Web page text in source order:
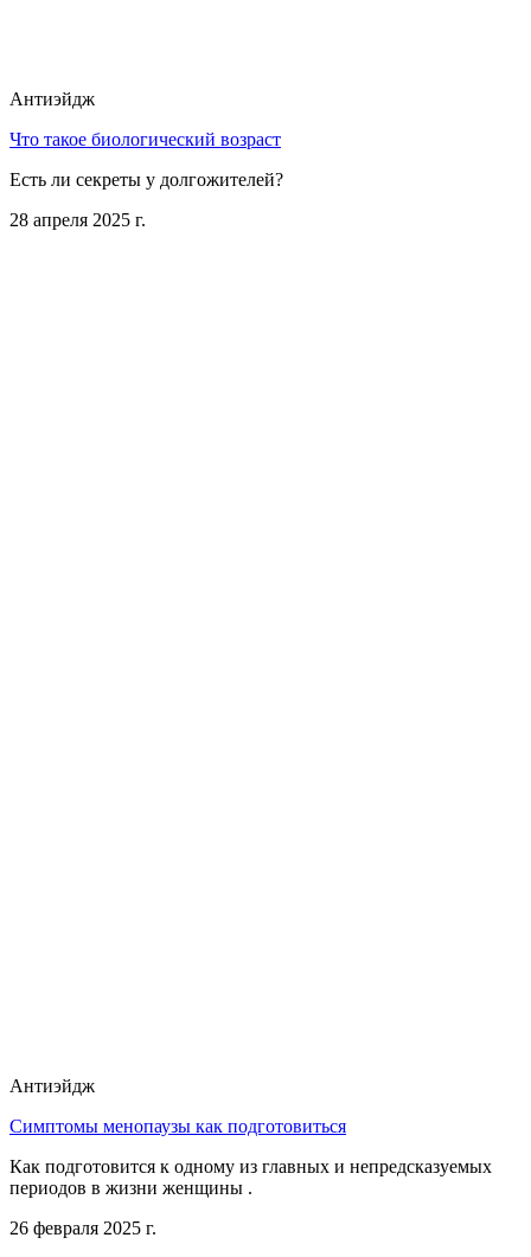
Антиэйдж
Что такое биологический возраст
Есть ли секреты у долгожителей?
28 апреля 2025 г.
Антиэйдж
Симптомы менопаузы как подготовиться
Как подготовится к одному из главных и непредсказуемых
периодов в жизни женщины .
26 февраля 2025 г.